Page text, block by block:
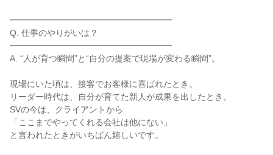
━━━━━━━━━━━━━━━━━━━
Q. 仕事のやりがいは？
━━━━━━━━━━━━━━━━━━━
A. “人が育つ瞬間”と“自分の提案で現場が変わる瞬間”。
現場にいた頃は、接客でお客様に喜ばれたとき。
リーダー時代は、自分が育てた新人が成果を出したとき。
SVの今は、クライアントから
「ここまでやってくれる会社は他にない」
と言われたときがいちばん嬉しいです。